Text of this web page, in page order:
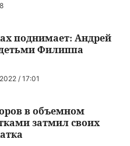
/ 17:01
поднимает: Андрей
Филиппа
в объемном
затмил своих